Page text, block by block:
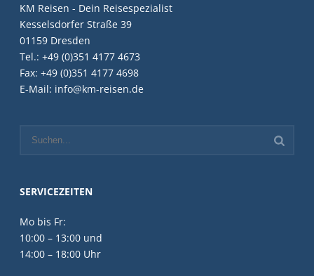
KM Reisen - Dein Reisespezialist
Kesselsdorfer Straße 39
01159 Dresden
Tel.: +49 (0)351 4177 4673
Fax: +49 (0)351 4177 4698
E-Mail: info@km-reisen.de
SERVICEZEITEN
Mo bis Fr:
10:00 – 13:00 und
14:00 – 18:00 Uhr